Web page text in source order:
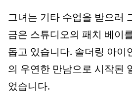
그녀는 기타 수업을 받으러
금은 스튜디오의 패치 베이
돕고 있습니다. 솔더링 아이
의 우연한 만남으로 시작된
었습니다.